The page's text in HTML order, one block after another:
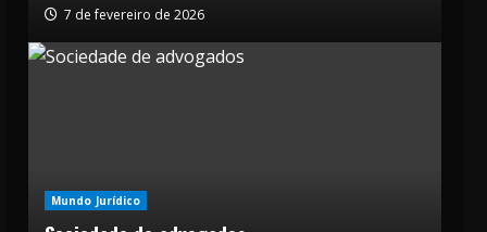
7 de fevereiro de 2026
Mundo Jurídico